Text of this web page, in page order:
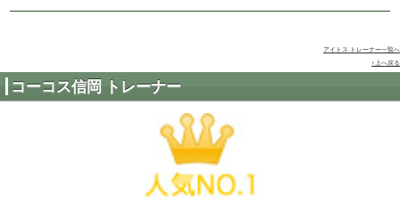
円（税込）